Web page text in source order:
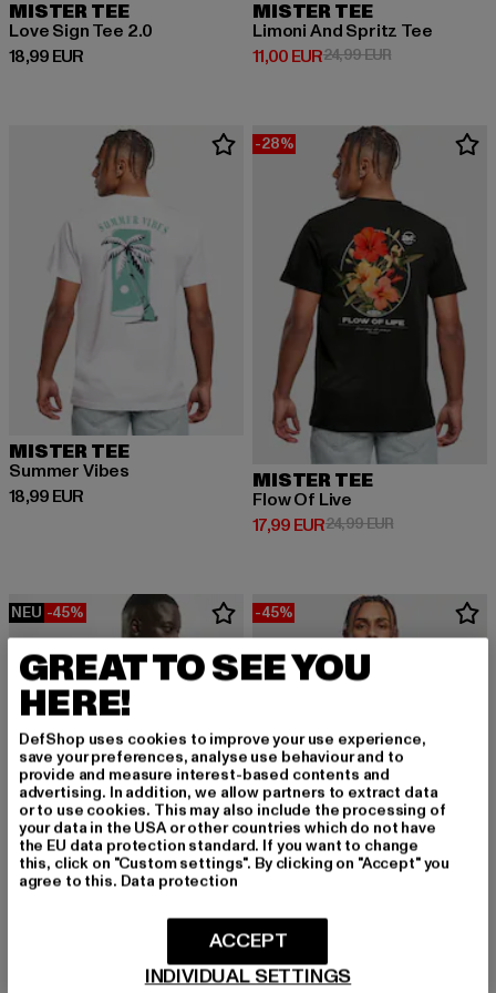
MISTER TEE
Love Sign Tee 2.0
18,99 EUR
Derzeitiger Preis: 18,99 EUR
MISTER TEE
Limoni And Spritz Tee
11,00 EUR
Derzeitiger Preis: 11,00 EUR
24,99 EURAktionspreis:
MISTER TEE
Summer Vibes
18,99 EUR
Derzeitiger Preis: 18,99 EUR
-28%
MISTER TEE
Flow Of Live
17,99 EUR
Derzeitiger Preis: 17,99 EUR
24,99 EURAktionspreis:
NEU -45%
Derzeitiger Preis: 10,99 EUR
19,99 EUR Aktionspreis: 19,99 EUR
-45%
MISTER TEE
Easy Sign
GREAT TO SEE YOU
HERE!
DefShop uses cookies to improve your use experience,
save your preferences, analyse use behaviour and to
provide and measure interest-based contents and
advertising. In addition, we allow partners to extract data
or to use cookies. This may also include the processing of
your data in the USA or other countries which do not have
the EU data protection standard. If you want to change
this, click on "Custom settings". By clicking on "Accept" you
agree to this. Data protection
INDIVIDUAL SETTINGS
ACCEPT